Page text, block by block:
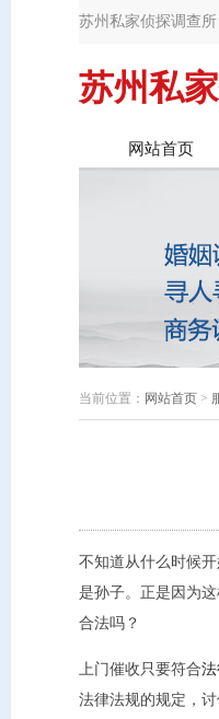
苏州私家侦探调查
轨取证,苏州出轨调
苏州私
网站首页
当前位置： 网站首页 >
不知道从什么时候
是孙子。正是因为
合法吗？
上门催收只要符合
法律法规的规定，